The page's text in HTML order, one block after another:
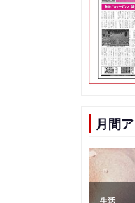
月間